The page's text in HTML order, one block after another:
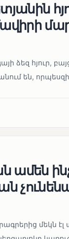
ձեզ հյուր,
են,
ամեն
մեկն էլ